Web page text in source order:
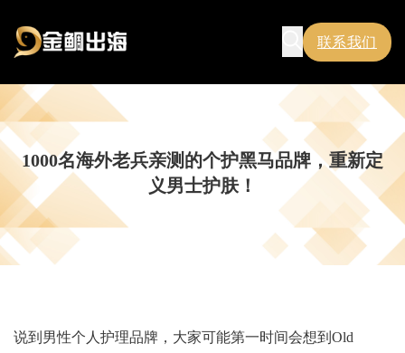
联系我们
1000名海外老兵亲测的个护黑马品牌，重新定
义男士护肤！
说到男性个人护理品牌，大家可能第一时间会想到Old